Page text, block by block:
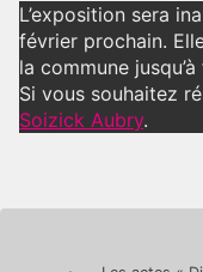
L’exposition sera
février prochain.
la commune
Si vous souhaitez
Soizick Aubry.